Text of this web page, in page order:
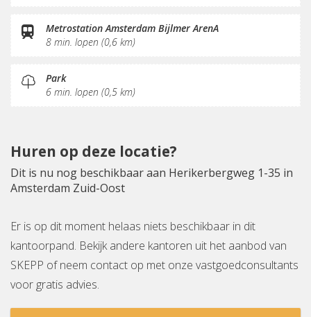
Metrostation Amsterdam Bijlmer ArenA
8 min. lopen (0,6 km)
Park
6 min. lopen (0,5 km)
Huren op deze locatie?
Dit is nu nog beschikbaar aan Herikerbergweg 1-35 in
Amsterdam Zuid-Oost
Er is op dit moment helaas niets beschikbaar in dit
kantoorpand. Bekijk andere kantoren uit het aanbod van
SKEPP of neem contact op met onze vastgoedconsultants
voor gratis advies.